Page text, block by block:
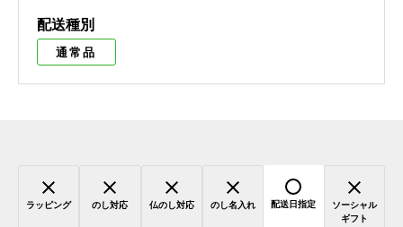
配送種別
通常品
ラッピング のし対応 仏のし対応 のし名入れ 配送日指定
ソーシャル
ギフト